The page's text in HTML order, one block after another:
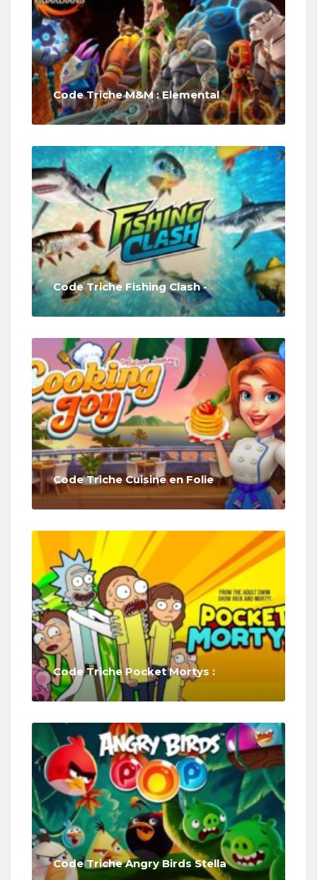
Code Triche M&M : Elemental
Code Triche Fishing Clash -
Code Triche Cuisine en Folie
Code Triche Pocket Mortys :
Code Triche Angry Birds Stella